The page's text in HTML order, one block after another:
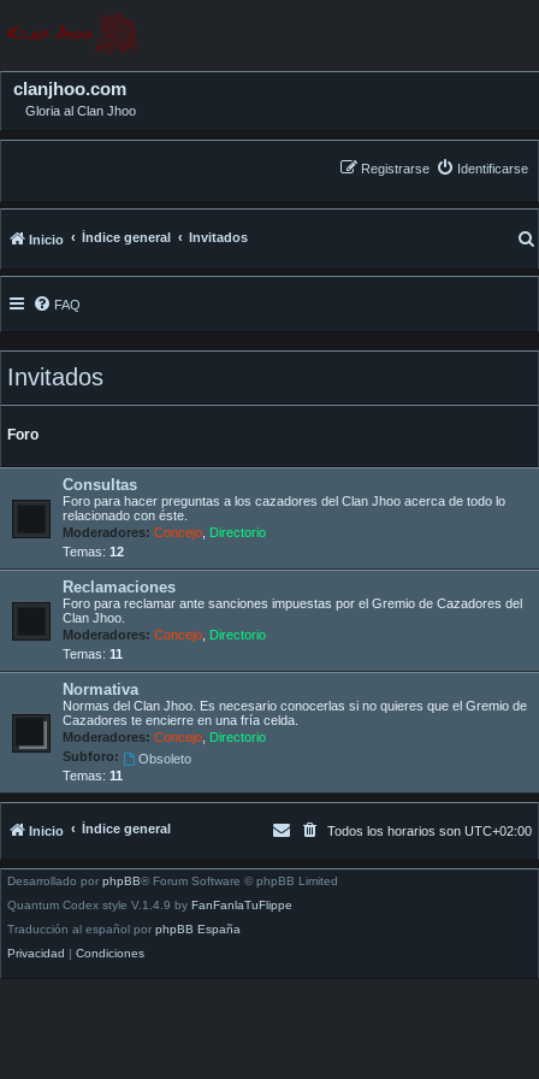
clanjhoo.com
Gloria al Clan Jhoo
Identificarse
Registrarse
Inicio Índice general Invitados
FAQ
Invitados
Foro
Consultas
Foro para hacer preguntas a los cazadores del Clan Jhoo acerca de todo lo
relacionado con éste.
Moderadores: Concejo Directorio
Temas: 12
Reclamaciones
Foro para reclamar ante sanciones impuestas por el Gremio de Cazadores del
Clan Jhoo.
Moderadores: Concejo Directorio
Temas: 11
Normativa
Normas del Clan Jhoo. Es necesario conocerlas si no quieres que el Gremio de
Cazadores te encierre en una fría celda.
Moderadores: Concejo Directorio
Subforo:
Obsoleto
Temas: 11
Inicio Índice general Todos los horarios son UTC+02:00
Desarrollado por phpBB® Forum Software © phpBB Limited
Quantum Codex style V.1.4.9 by FanFanlaTuFlippe
Traducción al español por phpBB España
Privacidad
Condiciones